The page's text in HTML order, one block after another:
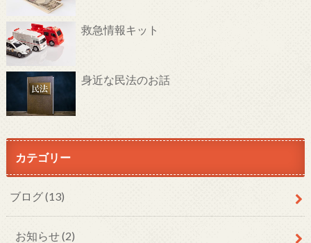
救急情報キット
身近な民法のお話
カテゴリー
ブログ(13)
お知らせ(2)